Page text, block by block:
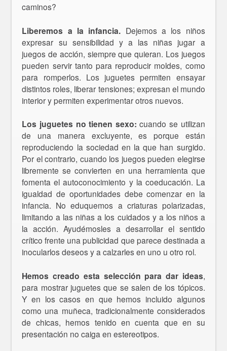
caminos?
Liberemos a la infancia. Dejemos a los niños
expresar su sensibilidad y a las niñas jugar a
juegos de acción, siempre que quieran. Los juegos
pueden servir tanto para reproducir moldes, como
para romperlos. Los juguetes permiten ensayar
distintos roles, liberar tensiones; expresan el mundo
interior y permiten experimentar otros nuevos.
Los juguetes no tienen sexo: cuando se utilizan
de una manera excluyente, es porque están
reproduciendo la sociedad en la que han surgido.
Por el contrario, cuando los juegos pueden elegirse
libremente se convierten en una herramienta que
fomenta el autoconocimiento y la coeducación. La
igualdad de oportunidades debe comenzar en la
infancia. No eduquemos a criaturas polarizadas,
limitando a las niñas a los cuidados y a los niños a
la acción. Ayudémosles a desarrollar el sentido
crítico frente una publicidad que parece destinada a
inocularlos deseos y a calzarles en uno u otro rol.
Hemos creado esta selección para dar ideas,
para mostrar juguetes que se salen de los tópicos.
Y en los casos en que hemos incluido algunos
como una muñeca, tradicionalmente considerados
de chicas, hemos tenido en cuenta que en su
presentación no caiga en estereotipos.